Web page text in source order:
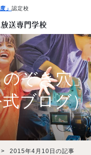
」 認定校
テム
ぞき穴」
式ブログ）
> 2015年4月10日の記事